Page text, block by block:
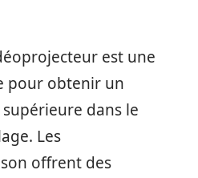
est une
pour obtenir un
dans le
Les
offrent des